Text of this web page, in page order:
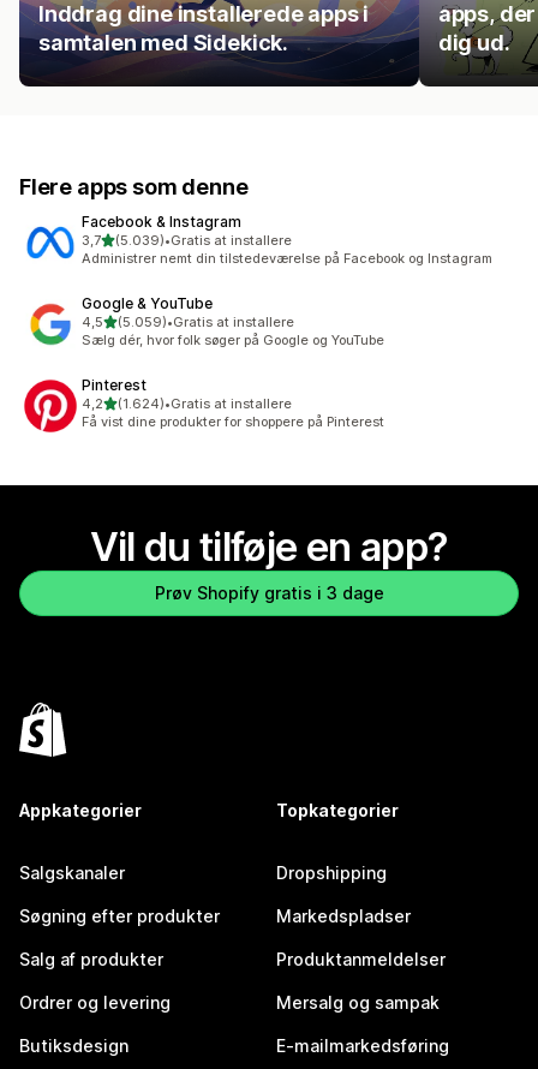
Inddrag dine installerede apps i
samtalen med Sidekick.
apps,
dig ud.
Flere apps som denne
Facebook & Instagram
3,7ud af 5 stjerner
(5.039)
5039 anmeldelser i alt
•Gratis at installere
Administrer nemt din tilstedeværelse på Facebook og Instagram
Google & YouTube
4,5ud af 5 stjerner
(5.059)
5059 anmeldelser i alt
•Gratis at installere
Sælg dér, hvor folk søger på Google og YouTube
Pinterest
4,2ud af 5 stjerner
(1.624)
1624 anmeldelser i alt
•Gratis at installere
Få vist dine produkter for shoppere på Pinterest
Vil du tilføje en app?
Prøv Shopify gratis i 3 dage
Appkategorier
Salgskanaler
Søgning efter produkter
Salg af produkter
Ordrer og levering
Butiksdesign
Topkategorier
Dropshipping
Markedspladser
Produktanmeldelser
Mersalg og sampak
E-mailmarkedsføring